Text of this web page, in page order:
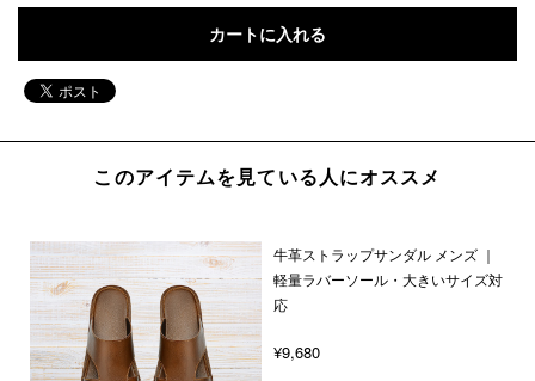
このアイテムを見ている人にオススメ
牛革ストラップサンダル メンズ ｜
軽量ラバーソール・大きいサイズ対
応
¥9,680